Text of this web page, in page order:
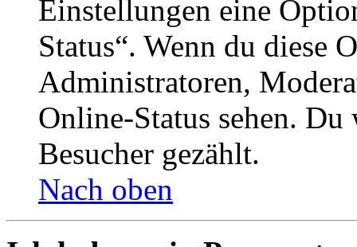
Einstellungen eine
Status“. Wenn du diese
Administratoren,
Online-Status sehen.
Besucher gezählt.
Nach oben